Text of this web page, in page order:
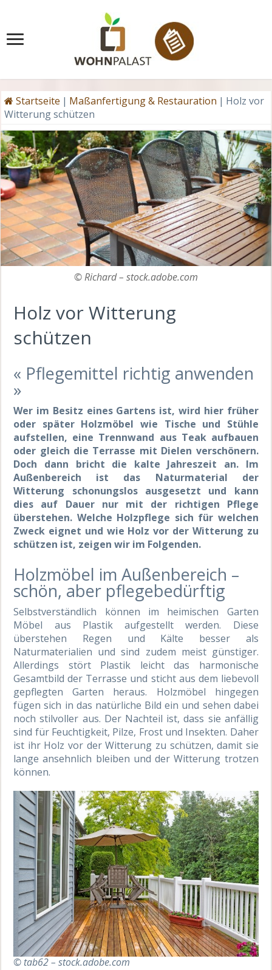
Startseite | Maßanfertigung & Restauration | Holz vor
Witterung schützen
© Richard – stock.adobe.com
Holz vor Witterung
schützen
« Pflegemittel richtig anwenden
»
Wer im Besitz eines Gartens ist, wird hier früher
oder später Holzmöbel wie Tische und Stühle
aufstellen, eine Trennwand aus Teak aufbauen
oder gleich die Terrasse mit Dielen verschönern.
Doch dann bricht die kalte Jahreszeit an. Im
Außenbereich ist das Naturmaterial der
Witterung schonungslos ausgesetzt und kann
dies auf Dauer nur mit der richtigen Pflege
überstehen. Welche Holzpflege sich für welchen
Zweck eignet und wie Holz vor der Witterung zu
schützen ist, zeigen wir im Folgenden.
Holzmöbel im Außenbereich –
schön, aber pflegebedürftig
Selbstverständlich können im heimischen Garten
Möbel aus Plastik aufgestellt werden. Diese
überstehen Regen und Kälte besser als
Naturmaterialien und sind zudem meist günstiger.
Allerdings stört Plastik leicht das harmonische
Gesamtbild der Terrasse und sticht aus dem liebevoll
gepflegten Garten heraus. Holzmöbel hingegen
fügen sich in das natürliche Bild ein und sehen dabei
noch stilvoller aus. Der Nachteil ist, dass sie anfällig
sind für Feuchtigkeit, Pilze, Frost und Insekten. Daher
ist ihr Holz vor der Witterung zu schützen, damit sie
lange ansehnlich bleiben und der Witterung trotzen
können.
© tab62 – stock.adobe.com